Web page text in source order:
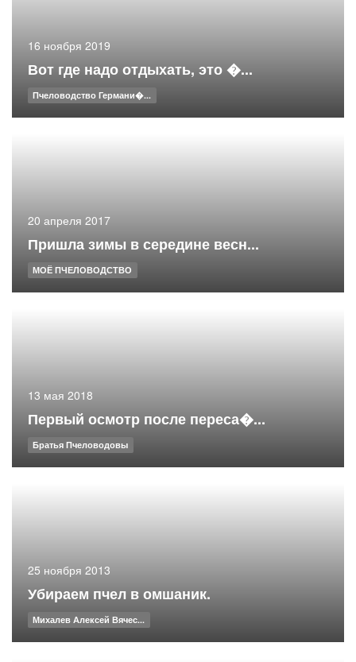
16 ноября 2019
Вот где надо отдыхать, это �...
Пчеловодство Германи�...
20 апреля 2017
Пришла зимы в середине весн...
МОЁ ПЧЕЛОВОДСТВО
13 мая 2018
Первый осмотр после переса�...
Братья Пчеловодовы
25 ноября 2013
Убираем пчел в омшаник.
Михалев Алексей Вячес...